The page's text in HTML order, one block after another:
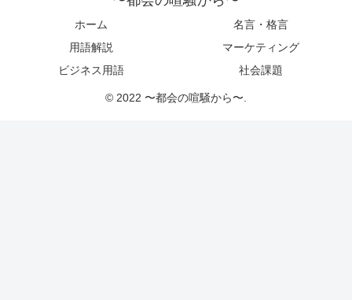
ホーム
名言・格言
用語解説
マーケティング
ビジネス用語
社会課題
© 2022 〜都会の喧騒から〜.